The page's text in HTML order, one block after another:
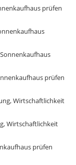
prüfen
prüfen
Wirtschaftlichkeit
Wirtschaftlichkeit
prüfen